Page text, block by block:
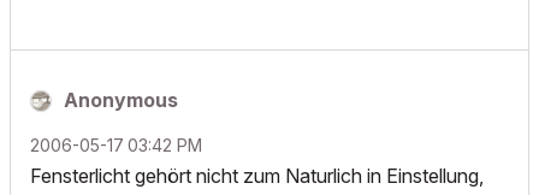
Anonymous
‎2006-05-17 03:42 PM
Fensterlicht gehört nicht zum Naturlich in Einstellung,